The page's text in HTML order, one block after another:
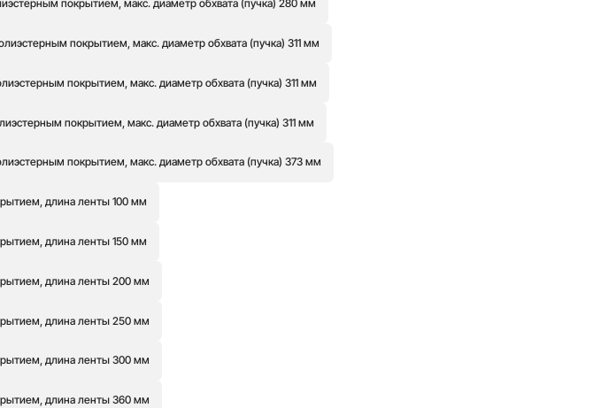
покрытием, макс. диаметр обхвата (пучка) 280 мм
покрытием, макс. диаметр обхвата (пучка) 311 мм
покрытием, макс. диаметр обхвата (пучка) 311 мм
покрытием, макс. диаметр обхвата (пучка) 311 мм
покрытием, макс. диаметр обхвата (пучка) 373 мм
длина ленты 100 мм
длина ленты 150 мм
длина ленты 200 мм
длина ленты 250 мм
длина ленты 300 мм
длина ленты 360 мм